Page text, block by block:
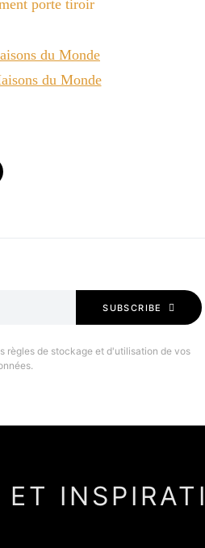
du Monde
du Monde
SUBSCRIBE
règles de stockage et d'utilisation de vos